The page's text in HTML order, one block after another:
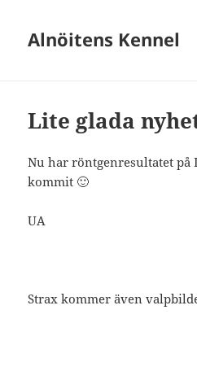
Alnöitens Kennel
Lite glada
Nu har röntgenresultatet på
kommit 🙂
UA
Strax kommer även